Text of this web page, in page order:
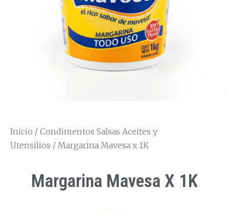
Inicio / Condimentos Salsas Aceites y
Utensilios / Margarina Mavesa x 1K
Margarina Mavesa X 1K